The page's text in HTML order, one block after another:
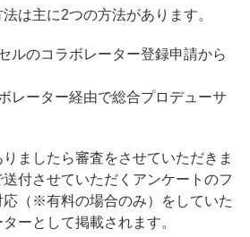
は主に2つの方法があります。
ルのコラボレーター登録申請から
レーター経由で総合プロデューサ
ましたら審査をさせていただきま
付させていただくアンケートのフ
応（※有料の場合のみ）をしていた
ーとして掲載されます。